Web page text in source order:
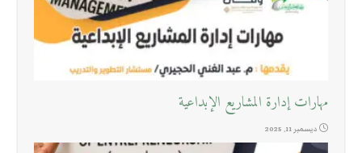
مهارات إدارة المشاريع الإبداعية
ديسمبر 11, 2025